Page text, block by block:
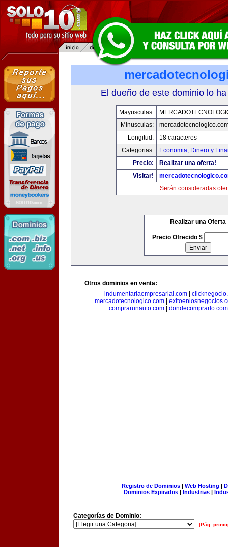
El dueño de este dominio lo
Mayusculas:
Minusculas:
Longitud:
18 caracteres
Categorias:
Economia, Dinero y
Precio:
Realizar una oferta!
Visitar!
Serán consideradas
Realizar una Oferta
Precio Ofrecido $
Otros dominios en venta:
indumentariaempresarial.com
mercadotecnologico.com
comprarunauto.com| dondecomprarlo.com
Registro de Dominios| Web Hosting |
Dominios Expirados | Industrias |
Categorías de Dominio:
[Pág.